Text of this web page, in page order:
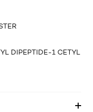
DIPEPTIDE-1 CETYL